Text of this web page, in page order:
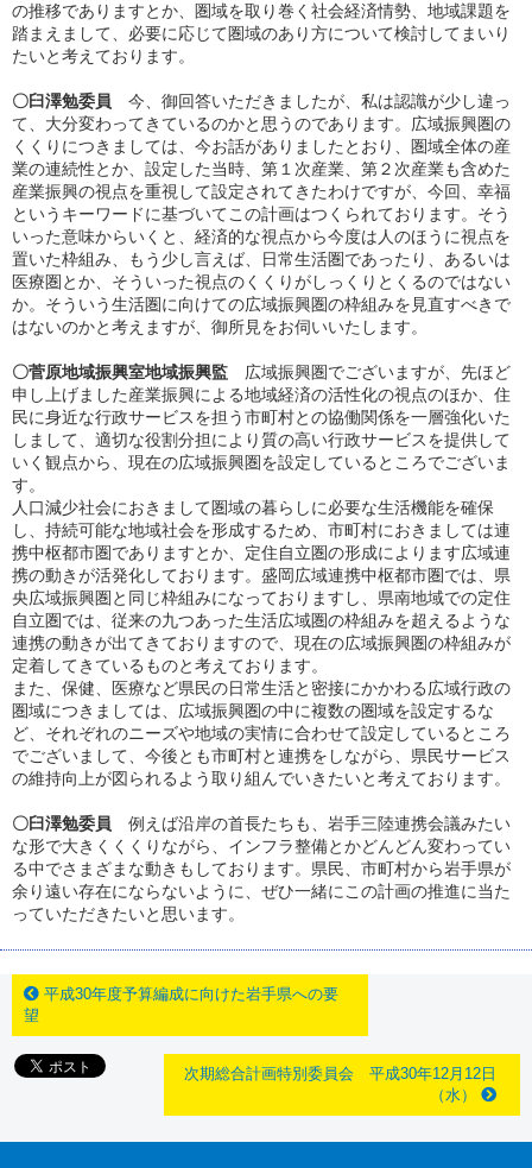
の推移でありますとか、圏域を取り巻く社会経済情勢、地域課題を
踏まえまして、必要に応じて圏域のあり方について検討してまいり
たいと考えております。
〇臼澤勉委員 今、御回答いただきましたが、私は認識が少し違っ
て、大分変わってきているのかと思うのであります。広域振興圏の
くくりにつきましては、今お話がありましたとおり、圏域全体の産
業の連続性とか、設定した当時、第１次産業、第２次産業も含めた
産業振興の視点を重視して設定されてきたわけですが、今回、幸福
というキーワードに基づいてこの計画はつくられております。そう
いった意味からいくと、経済的な視点から今度は人のほうに視点を
置いた枠組み、もう少し言えば、日常生活圏であったり、あるいは
医療圏とか、そういった視点のくくりがしっくりとくるのではない
か。そういう生活圏に向けての広域振興圏の枠組みを見直すべきで
はないのかと考えますが、御所見をお伺いいたします。
〇菅原地域振興室地域振興監 広域振興圏でございますが、先ほど
申し上げました産業振興による地域経済の活性化の視点のほか、住
民に身近な行政サービスを担う市町村との協働関係を一層強化いた
しまして、適切な役割分担により質の高い行政サービスを提供して
いく観点から、現在の広域振興圏を設定しているところでございま
す。
人口減少社会におきまして圏域の暮らしに必要な生活機能を確保
し、持続可能な地域社会を形成するため、市町村におきましては連
携中枢都市圏でありますとか、定住自立圏の形成によります広域連
携の動きが活発化しております。盛岡広域連携中枢都市圏では、県
央広域振興圏と同じ枠組みになっておりますし、県南地域での定住
自立圏では、従来の九つあった生活広域圏の枠組みを超えるような
連携の動きが出てきておりますので、現在の広域振興圏の枠組みが
定着してきているものと考えております。
また、保健、医療など県民の日常生活と密接にかかわる広域行政の
圏域につきましては、広域振興圏の中に複数の圏域を設定するな
ど、それぞれのニーズや地域の実情に合わせて設定しているところ
でございまして、今後とも市町村と連携をしながら、県民サービス
の維持向上が図られるよう取り組んでいきたいと考えております。
〇臼澤勉委員 例えば沿岸の首長たちも、岩手三陸連携会議みたい
な形で大きくくくりながら、インフラ整備とかどんどん変わってい
る中でさまざまな動きもしております。県民、市町村から岩手県が
余り遠い存在にならないように、ぜひ一緒にこの計画の推進に当た
っていただきたいと思います。
平成30年度予算編成に向けた岩手県への要
望
次期総合計画特別委員会 平成30年12月12日
（水）